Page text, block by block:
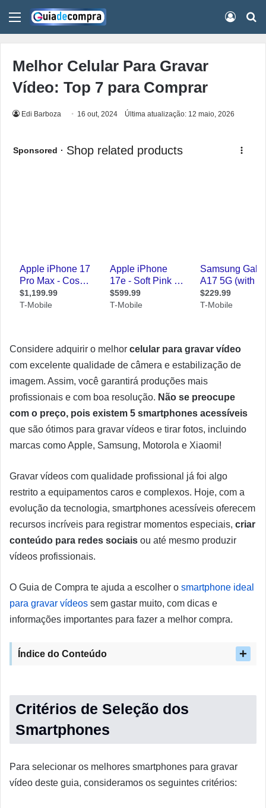
Menu
Melhor Celular Para Gravar
Vídeo: Top 7 para Comprar
Edi Barboza 16 out, 2024 Última atualização: 12 maio, 2026
Considere adquirir o melhor celular para gravar vídeo
com excelente qualidade de câmera e estabilização de
imagem. Assim, você garantirá produções mais
profissionais e com boa resolução. Não se preocupe
com o preço, pois existem 5 smartphones acessíveis
que são ótimos para gravar vídeos e tirar fotos, incluindo
marcas como Apple, Samsung, Motorola e Xiaomi!
Gravar vídeos com qualidade profissional já foi algo
restrito a equipamentos caros e complexos. Hoje, com a
evolução da tecnologia, smartphones acessíveis oferecem
recursos incríveis para registrar momentos especiais, criar
conteúdo para redes sociais ou até mesmo produzir
vídeos profissionais.
O Guia de Compra te ajuda a escolher o smartphone ideal
para gravar vídeos sem gastar muito, com dicas e
informações importantes para fazer a melhor compra.
Índice do Conteúdo
Critérios de Seleção dos
Smartphones
Para selecionar os melhores smartphones para gravar
vídeo deste guia, consideramos os seguintes critérios: